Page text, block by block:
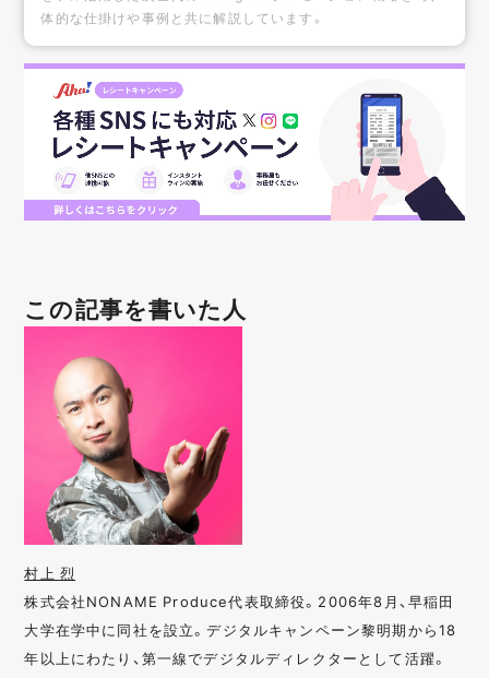
体的な仕掛けや事例と共に解説しています。
この記事を書いた人
村上 烈
株式会社NONAME Produce代表取締役。2006年8月、早稲田
大学在学中に同社を設立。デジタルキャンペーン黎明期から18
年以上にわたり、第一線でデジタルディレクターとして活躍。